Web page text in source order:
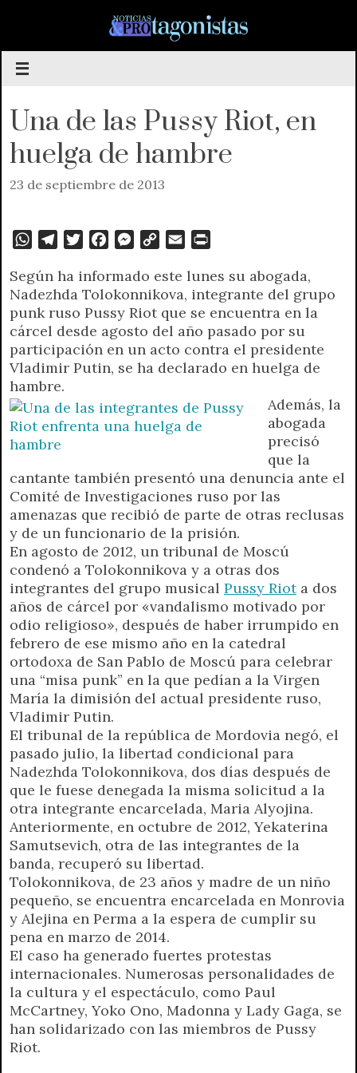
contenido
Una de las Pussy Riot, en
huelga de hambre
23 de septiembre de 2013
W
a
t
s
A
p
p
l
e
g
r
a
m
i
t
t
e
r
c
e
b
o
o
k
M
s
s
e
n
g
e
p
y
L
i
n
k
a
i
l
i
n
t
F
r
i
n
Según ha informado este lunes su abogada,
Nadezhda Tolokonnikova, integrante del grupo
punk ruso Pussy Riot que se encuentra en la
cárcel desde agosto del año pasado por su
participación en un acto contra el presidente
Vladimir Putin, se ha declarado en huelga de
hambre.
Además, la
abogada
precisó
que la
cantante también presentó una denuncia ante el
Comité de Investigaciones ruso por las
amenazas que recibió de parte de otras reclusas
y de un funcionario de la prisión.
En agosto de 2012, un tribunal de Moscú
condenó a Tolokonnikova y a otras dos
integrantes del grupo musical Pussy Riota dos
años de cárcel por «vandalismo motivado por
odio religioso», después de haber irrumpido en
febrero de ese mismo año en la catedral
ortodoxa de San Pablo de Moscú para celebrar
una “misa punk” en la que pedían a la Virgen
María la dimisión del actual presidente ruso,
Vladimir Putin.
El tribunal de la república de Mordovia negó, el
pasado julio, la libertad condicional para
Nadezhda Tolokonnikova, dos días después de
que le fuese denegada la misma solicitud a la
otra integrante encarcelada, Maria Alyojina.
Anteriormente, en octubre de 2012, Yekaterina
Samutsevich, otra de las integrantes de la
banda, recuperó su libertad.
Tolokonnikova, de 23 años y madre de un niño
pequeño, se encuentra encarcelada en Monrovia
y Alejina en Perma a la espera de cumplir su
pena en marzo de 2014.
El caso ha generado fuertes protestas
internacionales. Numerosas personalidades de
la cultura y el espectáculo, como Paul
McCartney, Yoko Ono, Madonna y Lady Gaga, se
han solidarizado con las miembros de Pussy
Riot.